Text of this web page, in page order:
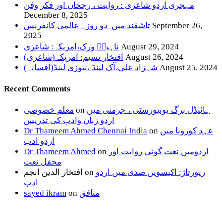
مہجری اردو شاعری : روایت ، رجحان اور فکر وفن
December 8, 2025
تاشقند میں دو روزہ عالمی کانفرنس September 26,
2025
ناہیدؔ ورک،امریکہ: شاعری August 29, 2024
افتخار نسیم: امریکہ(شاعری) August 26, 2024
شہزاد علی،آک لینڈ ،نیوزی لینڈ(افسانہ) August 25, 2024
Recent Comments
معلم خصوصی on ہائیڈل برگ یونیورسٹی ، جرمنی میں
اردو زبان وادب کی تدریس
Dr Thameem Ahmed Chennai India on عہد کورونا میں
اردو ادب
Dr Thameem Ahmed on اردومیں نعت گوئی روایت اور
محفل نعت
افتخار الدین انجم on رپورتاژ: اکیسویں صدی میں اردو
ادب
sayed ikram on منافق